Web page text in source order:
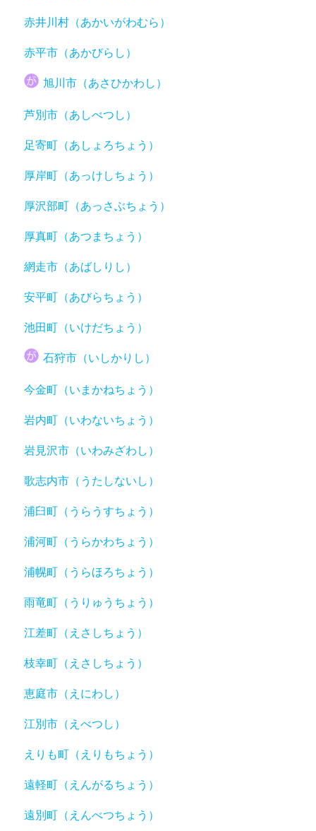
赤井川村（あかいがわむら）
赤平市（あかびらし）
旭川市（あさひかわし）
芦別市（あしべつし）
足寄町（あしょろちょう）
厚岸町（あっけしちょう）
厚沢部町（あっさぶちょう）
厚真町（あつまちょう）
網走市（あばしりし）
安平町（あびらちょう）
池田町（いけだちょう）
石狩市（いしかりし）
今金町（いまかねちょう）
岩内町（いわないちょう）
岩見沢市（いわみざわし）
歌志内市（うたしないし）
浦臼町（うらうすちょう）
浦河町（うらかわちょう）
浦幌町（うらほろちょう）
雨竜町（うりゅうちょう）
江差町（えさしちょう）
枝幸町（えさしちょう）
恵庭市（えにわし）
江別市（えべつし）
えりも町（えりもちょう）
遠軽町（えんがるちょう）
遠別町（えんべつちょう）